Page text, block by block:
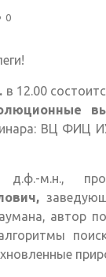
0
в 12.00
ВЦ ФИЦ
м.н.,
автор